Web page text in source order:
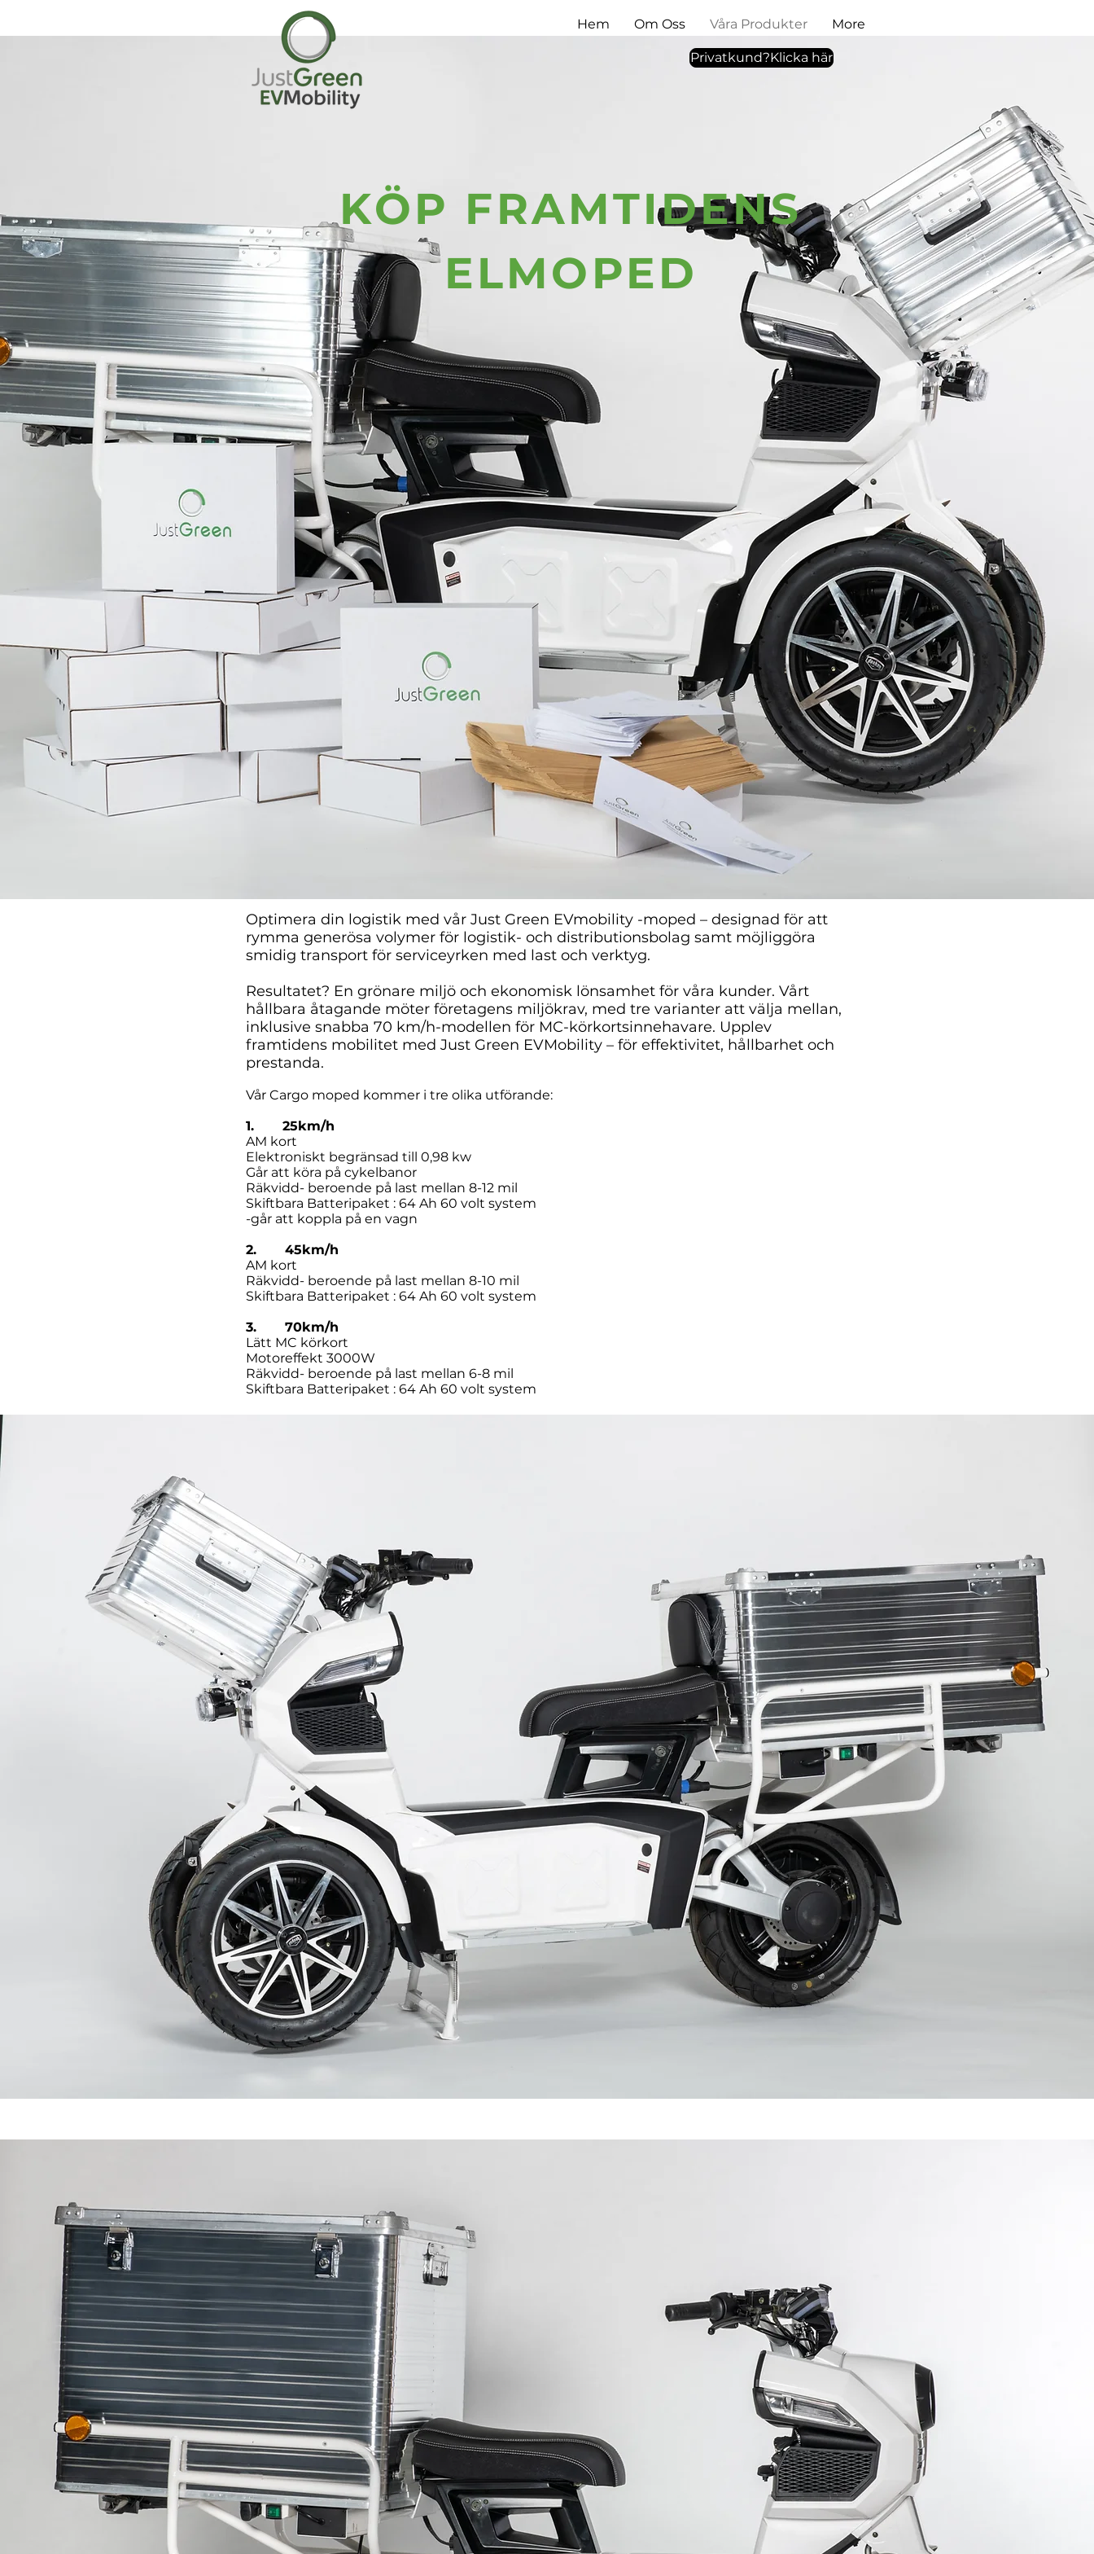
Hem Om Oss Våra Produkter More
Privatkund?Klicka här
KÖP FRAMTIDENS
ELMOPED
Optimera din logistik med vår Just Green EVmobility -moped – designad för att
rymma generösa volymer för logistik- och distributionsbolag samt möjliggöra
smidig transport för serviceyrken med last och verktyg.
Resultatet? En grönare miljö och ekonomisk lönsamhet för våra kunder. Vårt
hållbara åtagande möter företagens miljökrav, med tre varianter att välja mellan,
inklusive snabba 70 km/h-modellen för MC-körkortsinnehavare. Upplev
framtidens mobilitet med Just Green EVMobility – för effektivitet, hållbarhet och
prestanda.
Vår Cargo moped kommer i tre olika utförande:
1. 25km/h
AM kort
Elektroniskt begränsad till 0,98 kw
Går att köra på cykelbanor
Räkvidd- beroende på last mellan 8-12 mil
Skiftbara Batteripaket : 64 Ah 60 volt system
-går att koppla på en vagn
2. 45km/h
AM kort
Räkvidd- beroende på last mellan 8-10 mil
Skiftbara Batteripaket : 64 Ah 60 volt system
3. 70km/h
Lätt MC körkort
Motoreffekt 3000W
Räkvidd- beroende på last mellan 6-8 mil
Skiftbara Batteripaket : 64 Ah 60 volt system